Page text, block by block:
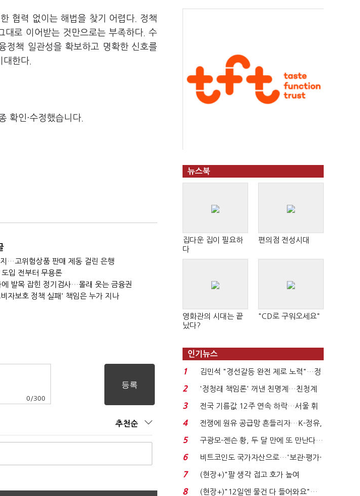
협력 없이는 해법을 찾기 어렵다. 정책
로 이어받는 것만으로는 부족하다. 수
정책 일관성을 확보하고 명확한 신호를
한다.
확인·수정했습니다.
지…고위험상품 판매 제동 걸린 은행
입 전부터 무용론
발목 잡힌 정기검사…몰래 웃는 금융권
자보호 정책 실패' 책임은 누가 지나
0 /300
추천순
뉴스북
집다운 집이 필요하
다
편의점 전성시대
영화관의 시대는 끝
났다?
"CD로 구워오세요"
인기뉴스
1
김민석 "경선갈등 완전 제로 노력"…정
청래 "반명 공세 사...
2
'정청래 책임론' 꺼낸 친명계…친청계
는 추가투표 때리기...
3
전국 기름값 12주 연속 하락…서울 휘
발윳값 1909원...
4
전쟁에 원유 공급망 흔들리자…K-정유,
에너지안보 핵심...
5
구광모-젠슨 황, 두 달 만에 또 만난다…
로봇·AI 등 논...
6
비트코인도 국가자산으로…'보관·평가·
처분' 기준은 ...
7
(현장+)"팔 생각 접고 호가 높여
요"…'덜 똘똘한 한 채' 20...
8
(현장+)"12일엔 물건 다 들어와요"…